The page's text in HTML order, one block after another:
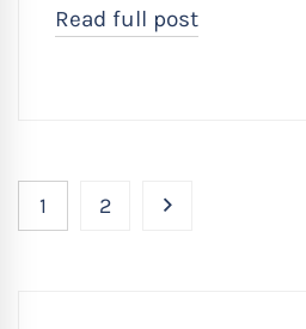
Read full post
1 2